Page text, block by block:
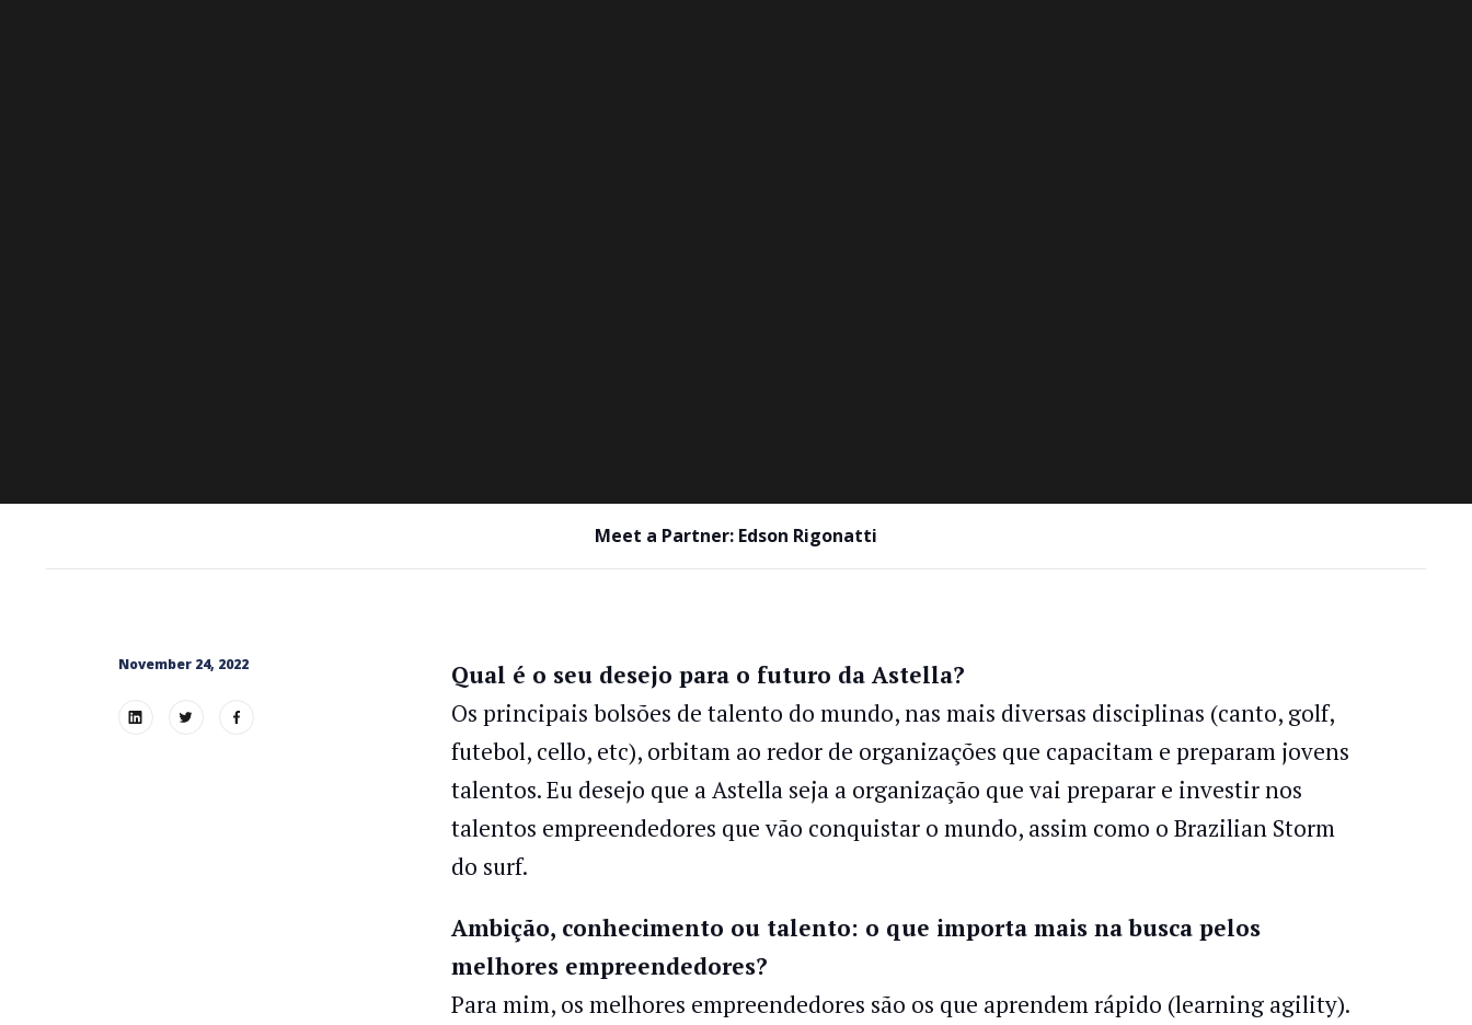
Meet a Partner: Edson Rigonatti
November 24, 2022
Qual é o seu desejo para o futuro da Astella?
Os principais bolsões de talento do mundo, nas mais diversas disciplinas (canto, golf,
futebol, cello, etc), orbitam ao redor de organizações que capacitam e preparam jovens
talentos. Eu desejo que a Astella seja a organização que vai preparar e investir nos
talentos empreendedores que vão conquistar o mundo, assim como o Brazilian Storm
do surf.
Ambição, conhecimento ou talento: o que importa mais na busca pelos
melhores empreendedores?
Para mim, os melhores empreendedores são os que aprendem rápido (learning agility).